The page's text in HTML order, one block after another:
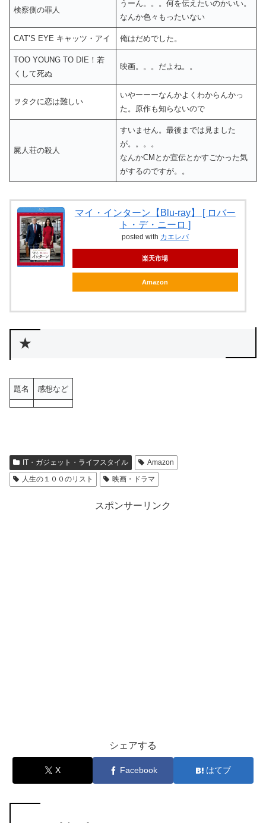
検察側の罪人
うーん。。。何を伝えたいのかいい。
なんか色々もったいない
CAT’S EYE キャッツ・アイ 俺はだめでした。
TOO YOUNG TO DIE！若
くして死ぬ
映画。。。だよね。。
ヲタクに恋は難しい
いやーーーなんかよくわからんかっ
た。原作も知らないので
屍人荘の殺人
すいません。最後までは見ました
が。。。。
なんかCMとか宣伝とかすごかった気
がするのですが。。
マイ・インターン【Blu-ray】 [ ロバー
ト・デ・ニーロ ]
posted with カエレバ
楽天市場
Amazon
★
題名 感想など
IT・ガジェット・ライフスタイル
Amazon
人生の１００のリスト
映画・ドラマ
スポンサーリンク
シェアする
X Facebook はてブ